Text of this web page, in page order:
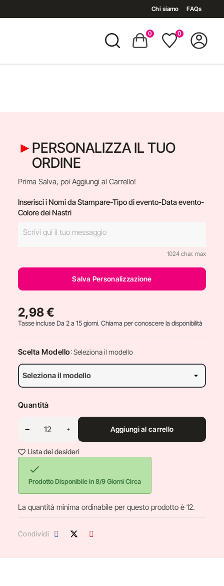
Chi siamo FAQs
0 0
perPERSONALIZZA IL TUO
ORDINE
Prima Salva, poi Aggiungi al Carrello!
Inserisci i Nomi da Stampare-Tipo di evento-Data evento-
Colore dei Nastri
1024 char. max
Salva Personalizzazione
2,98 €
Tasse incluseDa 2 a 15 giorni. Chiama per conoscere la disponibilità
Scelta Modello: Seleziona il modello
Quantità
Aggiungi al carrello
Lista dei desideri

Prodotto Disponibile in 8/9 Giorni Circa
La quantità minima ordinabile per questo prodotto è 12.
Condividi